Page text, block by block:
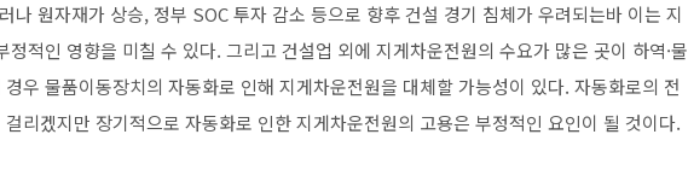
나 원자재가 상승, 정부 SOC 투자 감소 등으로 향후 건설 경기 침체가 우려되는바 이는 지
정적인 영향을 미칠 수 있다. 그리고 건설업 외에 지게차운전원의 수요가 많은 곳이 하역·물
우 물품이동장치의 자동화로 인해 지게차운전원을 대체할 가능성이 있다. 자동화로의 전
리겠지만 장기적으로 자동화로 인한 지게차운전원의 고용은 부정적인 요인이 될 것이다.